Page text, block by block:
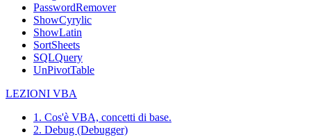
PasswordRemover
ShowCyrylic
ShowLatin
SortSheets
SQLQuery
UnPivotTable
LEZIONI VBA
1. Cos'è VBA, concetti di base.
2. Debug (Debugger)